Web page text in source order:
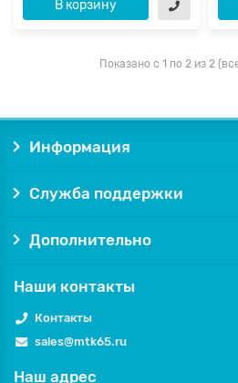
В корзину
Показано с 1 по 2 из 2
Информация
Служба поддержки
Дополнительно
Наши контакты
Контакты
sales@mtk65.ru
Наш адрес